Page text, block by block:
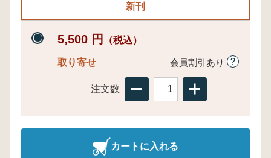
新刊
5,500 円 （税込）
取り寄せ 会員割引あり
注文数
カートに入れる